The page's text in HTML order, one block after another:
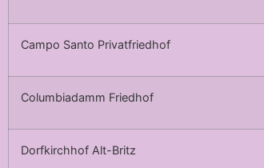
Campo Santo Privatfriedhof
Columbiadamm Friedhof
Dorfkirchhof Alt-Britz